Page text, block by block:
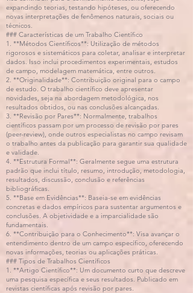
expandindo teorias, testando hipóteses, ou oferecendo
novas interpretações de fenômenos naturais, sociais ou
técnicos.
### Características de um Trabalho Científico
1. **Métodos Científicos**: Utilização de métodos
rigorosos e sistemáticos para coletar, analisar e interpretar
dados. Isso inclui procedimentos experimentais, estudos
de campo, modelagem matemática, entre outros.
2. **Originalidade**: Contribuição original para o campo
de estudo. O trabalho científico deve apresentar
novidades, seja na abordagem metodológica, nos
resultados obtidos, ou nas conclusões alcançadas.
3. **Revisão por Pares**: Normalmente, trabalhos
científicos passam por um processo de revisão por pares
(peer-review), onde outros especialistas no campo revisam
o trabalho antes da publicação para garantir sua qualidade
e validade.
4. **Estrutura Formal**: Geralmente segue uma estrutura
padrão que inclui título, resumo, introdução, metodologia,
resultados, discussão, conclusão e referências
bibliográficas.
5. **Base em Evidências**: Baseia-se em evidências
concretas e dados empíricos para sustentar argumentos e
conclusões. A objetividade e a imparcialidade são
fundamentais.
6. **Contribuição para o Conhecimento**: Visa avançar o
entendimento dentro de um campo específico, oferecendo
novas informações, teorias ou aplicações práticas.
### Tipos de Trabalhos Científicos
1. **Artigo Científico**: Um documento curto que descreve
uma pesquisa específica e seus resultados. Publicado em
revistas científicas após revisão por pares.